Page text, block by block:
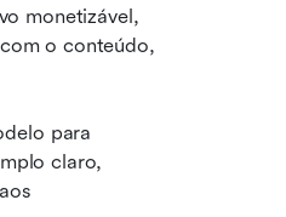
monetizável,
o conteúdo,
para
claro,